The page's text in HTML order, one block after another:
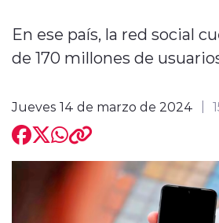
Regiones al Aire
modo claro
En ese país, la red social
de 170 millones de
Jueves 14 de marzo de 2024